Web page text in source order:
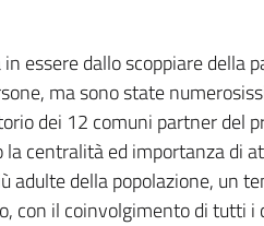
essere dallo scoppiare della
ma sono state
dei 12 comuni partner del
centralità ed importanza di
adulte della popolazione, un
con il coinvolgimento di tutti i